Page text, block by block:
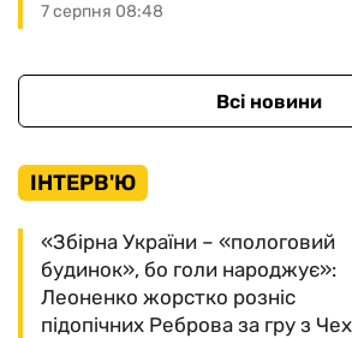
7 серпня 08:48
Всі новини
ІНТЕРВ'Ю
«Збірна України – «пологовий
будинок», бо голи народжує»:
Леоненко жорстко розніс
підопічних Реброва за гру з